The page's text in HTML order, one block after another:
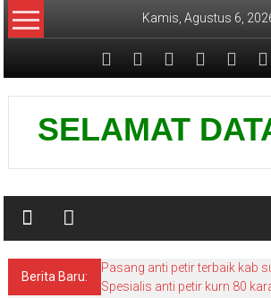
Lompat
ke
Kamis, Agustus 6,
Pusat
Grounding
SELAMAT
Berita Baru:
Pasang anti petir terbaik kab
Spesialis anti petir kurn 80